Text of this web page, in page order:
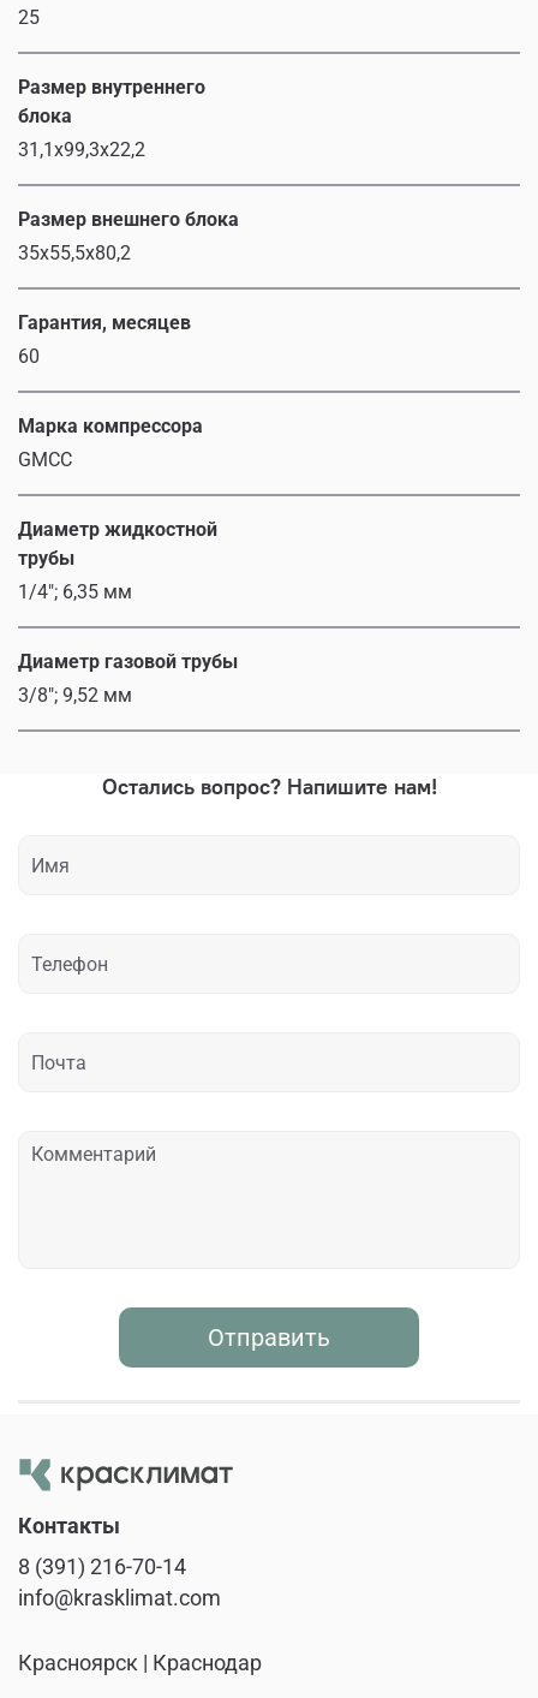
25
Размер внутреннего
блока
31,1x99,3x22,2
Размер внешнего блока
35x55,5x80,2
Гарантия, месяцев
60
Марка компрессора
GMCC
Диаметр жидкостной
трубы
1/4"; 6,35 мм
Диаметр газовой трубы
3/8"; 9,52 мм
Остались вопрос? Напишите нам!
Отправить
Контакты
8 (391) 216-70-14
info@krasklimat.com
Красноярск | Краснодар